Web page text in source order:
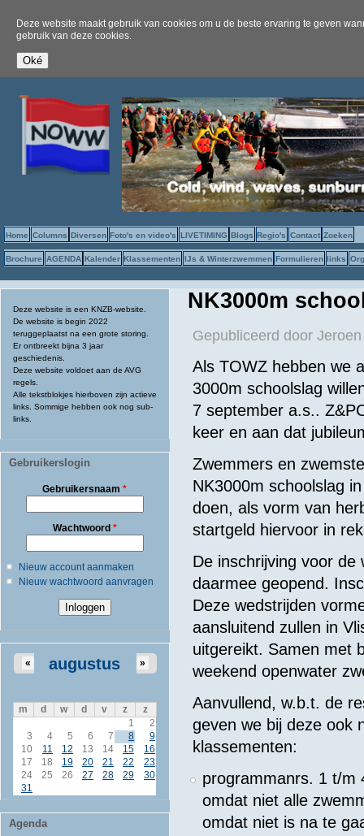
Deze website maakt gebruik van cookies om u de beste ervaring te geven
gebruik van deze cookies.
Home Columns Diversen Foto's en video's LIVETIMING Blogs Regio's Contact Zoeken
Brochure AGENDA Kalender Klassementen IJs & Winterzwemmen Formulieren links
Deze website is een KNZB-website.
De website is begin 2022
teruggeplaatst na een grote storing.
Er ontbreekt bijna 3 jaar
geschiedenis.
Deze website voldoet aan de AVG
regels.
Alle tekstblokjes hierboven zijn actieve
links. Sommige hebben ook nog sub-
links.
Gebruikerslogin
Gebruikersnaam*
Wachtwoord *
Nieuw account aanmaken
Nieuw wachtwoord aanvragen
augustus
« »
m d w d v z
z
1
2
3
4 5 6 7 8
9
10
11 12 13 14 15
16
17
18 19 20 21 22
23
24
25 26 27 28 29
30
31
Agenda
NK3000m
Gepubliceerd door
Als TOWZ hebben we
3000m schoolslag
7 september a.s..
keer en aan dat
Zwemmers en
NK3000m schoolslag
doen, als vorm van
startgeld hiervoor in
De inschrijving voor de
daarmee geopend.
Deze wedstrijden
aansluitend zullen in
uitgereikt. Samen met
weekend openwater
Aanvullend, w.b.t. de
geven we bij deze ook
klassementen:
programmanrs. 1 t/m
omdat niet alle
omdat niet is na te